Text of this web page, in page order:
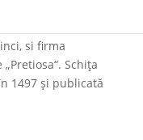
da Vinci
si firma
Schița
1497 și publicată